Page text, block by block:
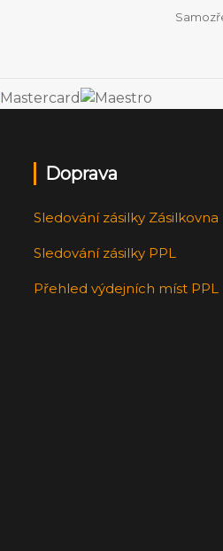
Doprava
Sledování zásilky Zásilkovna
Sledování zásilky PPL
Přehled výdejních míst PPL